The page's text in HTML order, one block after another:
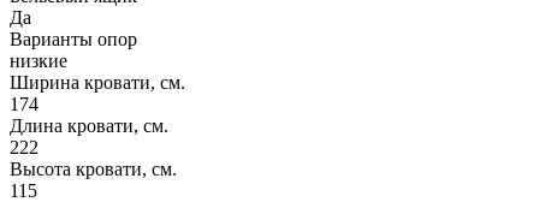
Да
Варианты опор
низкие
Ширина кровати, см.
174
Длина кровати, см.
222
Высота кровати, см.
115